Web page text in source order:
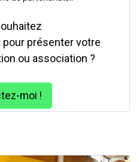
présenter votre
ou association ?
moi !